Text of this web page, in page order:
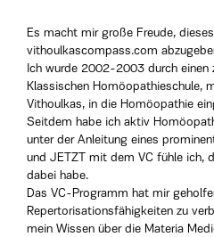
Es macht mir große Freude,
vithoulkascompass.com
Ich wurde 2002-2003 durch einen
Klassischen Homöopathieschule,
Vithoulkas, in die Homöopathie
Seitdem habe ich aktiv
unter der Anleitung eines
und JETZT mit dem VC fühle ich,
dabei habe.
Das VC-Programm hat mir
Repertorisationsfähigkeiten zu
mein Wissen über die Materia